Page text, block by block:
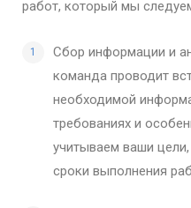
работ, который мы
Сбор информации и
команда проводит
необходимой
требованиях и
учитываем ваши цели,
сроки выполнения